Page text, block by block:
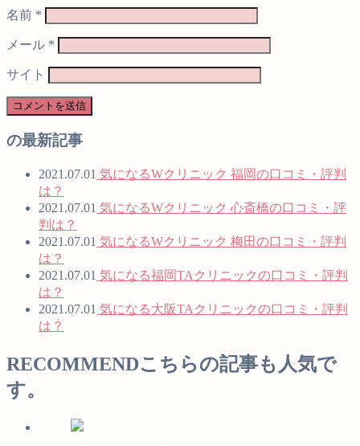
名前 *
メール *
サイト
の最新記事
2021.07.01 気になるWクリニック 福岡の口コミ・評判
は？
2021.07.01 気になるWクリニック 心斎橋の口コミ・評
判は？
2021.07.01 気になるWクリニック 梅田の口コミ・評判
は？
2021.07.01 気になる福岡TAクリニックの口コミ・評判
は？
2021.07.01 気になる大阪TAクリニックの口コミ・評判
は？
RECOMMENDこちらの記事も人気で
す。